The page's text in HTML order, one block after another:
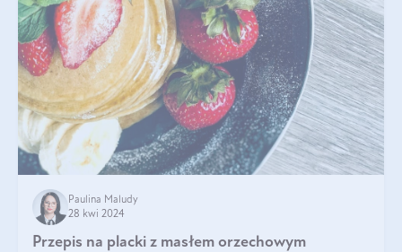
Paulina Maludy
28 kwi 2024
Przepis na placki z masłem orzechowym